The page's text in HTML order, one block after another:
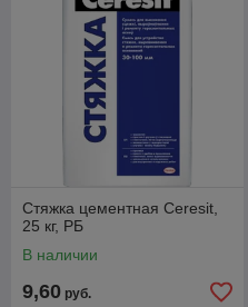
Стяжка цементная Ceresit,
25 кг, РБ
В наличии
9,60 руб.